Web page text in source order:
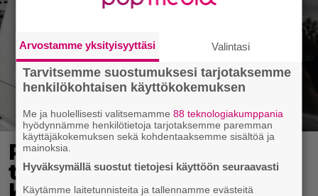
Poliisilla tehovalvonta –
tästä kysymys ja näin
Arvostamme yksityisyyttäsi Valintasi
Tarvitsemme suostumuksesi tarjotaksemme
henkilökohtaisen käyttökokemuksen
Me ja huolellisesti valitsemamme88 teknologiakumppania
hyödynnämme henkilötietoja tarjotaksemme paremman
käyttäjäkokemuksen sekä kohdentaaksemme sisältöä ja
mainoksia.
Hyväksymällä suostut tietojesi käyttöön seuraavasti
Käytämme laitetunnisteita ja tallennamme evästeitä